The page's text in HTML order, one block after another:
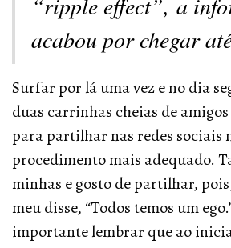
acabou por chegar
Surfar por lá uma vez e no dia
duas carrinhas cheias de
para partilhar nas redes sociais
procedimento mais adequado.
minhas e gosto de partilhar,
meu disse, “Todos temos um
importante lembrar que ao